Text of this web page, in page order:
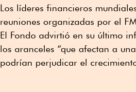
Los líderes financieros
reuniones organizadas por el
El Fondo advirtió en su último
los aranceles “que afectan a
podrían perjudicar el